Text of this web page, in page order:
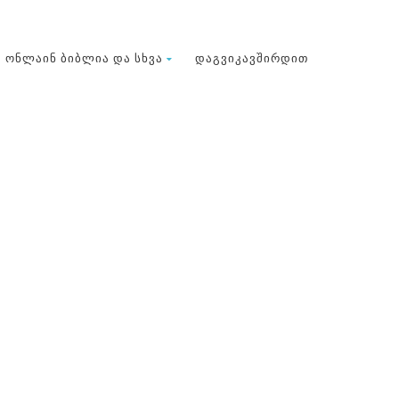
ᲝᲜᲚᲐᲘᲜ ᲑᲘᲑᲚᲘᲐ ᲓᲐ ᲡᲮᲕᲐ ᲓᲐᲒᲕᲘᲙᲐᲕᲨᲘᲠᲓᲘᲗ